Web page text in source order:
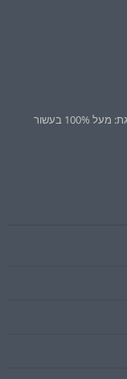
עלייה חדה במחירי הדירות בכרמי גת: מעל 100% בעשור